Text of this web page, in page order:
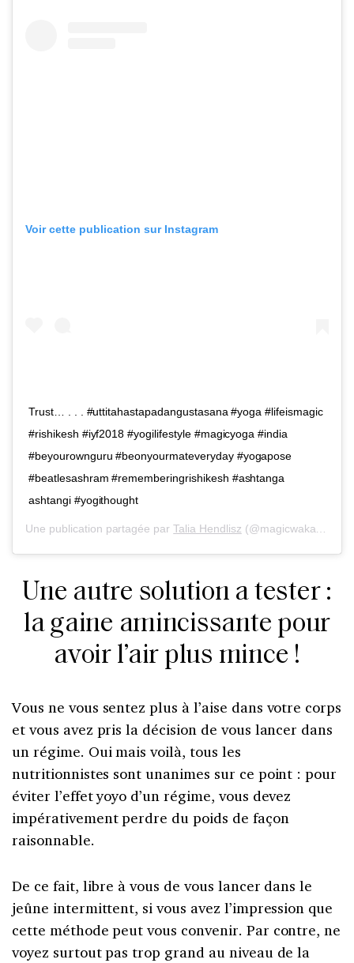
Voir cette publication sur Instagram
Trust… . . . #uttitahastapadangustasana #yoga #lifeismagic
#rishikesh #iyf2018 #yogilifestyle #magicyoga #india
#beyourownguru #beonyourmateveryday #yogapose
#beatlesashram #rememberingrishikesh #ashtanga
ashtangi #yogithought
Une publication partagée parTalia Hendlisz (@magicwakame) le
Une autre solution a tester :
la gaine amincissante pour
avoir l’air plus mince !
Vous ne vous sentez plus à l’aise dans votre corps
et vous avez pris la décision de vous lancer dans
un régime. Oui mais voilà, tous les
nutritionnistes sont unanimes sur ce point : pour
éviter l’effet yoyo d’un régime, vous devez
impérativement perdre du poids de façon
raisonnable.
De ce fait, libre à vous de vous lancer dans le
jeûne intermittent, si vous avez l’impression que
cette méthode peut vous convenir. Par contre, ne
voyez surtout pas trop grand au niveau de la